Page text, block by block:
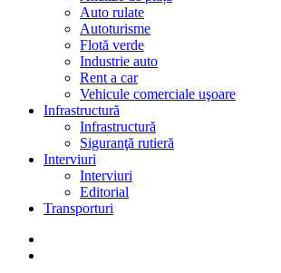
Auto rulate
Autoturisme
Flotă verde
Industrie auto
Rent a car
Vehicule comerciale uşoare
Infrastructură
Infrastructură
Siguranţă rutieră
Interviuri
Interviuri
Editorial
Transporturi